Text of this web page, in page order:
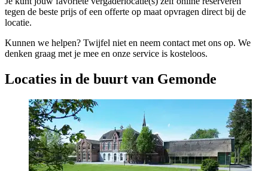
tegen de beste prijs of een offerte op maat opvragen direct bij de
locatie.
Kunnen we helpen? Twijfel niet en neem contact met ons op. We
denken graag met je mee en onze service is kosteloos.
Locaties in de buurt van Gemonde